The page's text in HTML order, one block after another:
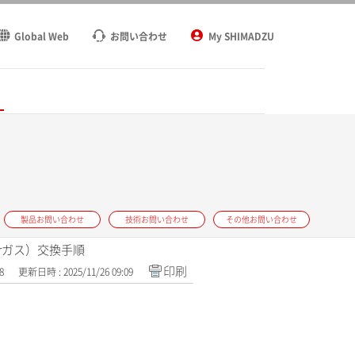
Global Web お問い合わせ My SHIMADZU
製品お問い合わせ 技術お問い合わせ その他お問い合わせ
ガス）交換手順
更新日時 : 2025/11/26 09:09 印刷